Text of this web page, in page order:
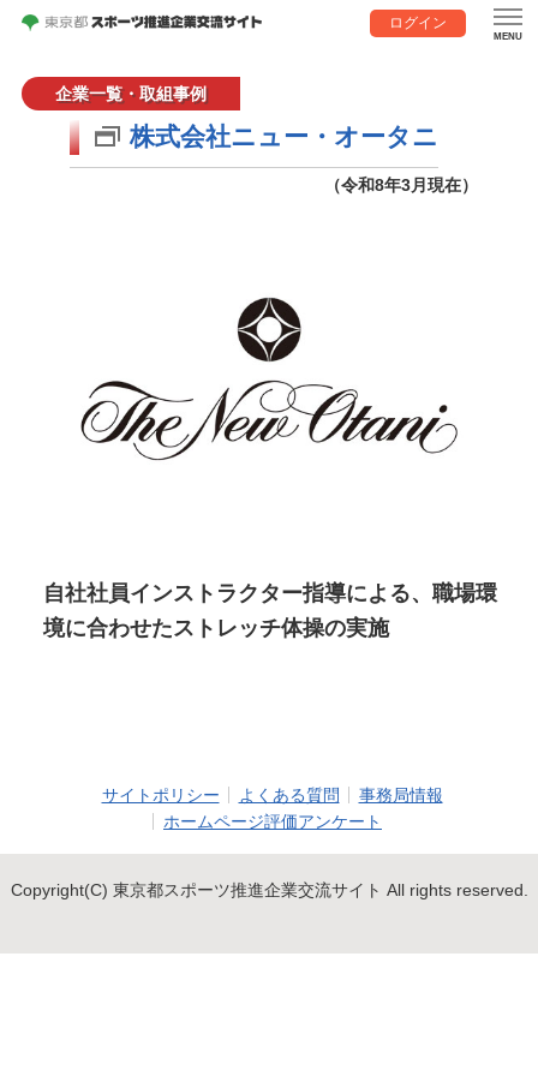
ログイン
企業一覧・取組事例
株式会社ニュー・オータニ
（令和8年3月現在）
自社社員インストラクター指導による、職場環
境に合わせたストレッチ体操の実施
サイトポリシー よくある質問
事務局情報
ホームページ評価アンケート
Copyright(C) 東京都スポーツ推進企業交流サイト All rights reserved.